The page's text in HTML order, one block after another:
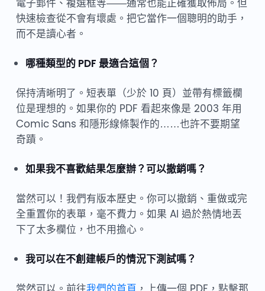
快速檢查從不會有壞處。把它當作一個聰明的助手，
而不是讀心者。
哪種類型的 PDF 最適合這個？
保持清晰明了。短表單（少於 10 頁）並帶有標籤欄
位是理想的。如果你的 PDF 看起來像是 2003 年用
Comic Sans 和隱形線條製作的……也許不要期望
奇蹟。
如果我不喜歡結果怎麼辦？可以撤銷嗎？
當然可以！我們有版本歷史。你可以撤銷、重做或完
全重置你的表單，毫不費力。如果 AI 過於熱情地丟
下了太多欄位，也不用擔心。
我可以在不創建帳戶的情況下測試嗎？